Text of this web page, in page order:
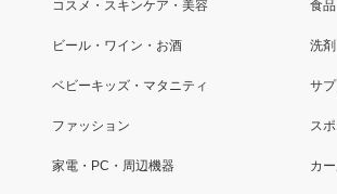
コスメ・スキンケア・美容 食
ビール・ワイン・お酒 洗
ベビーキッズ・マタニティ サ
ファッション ス
家電・PC・周辺機器 カ